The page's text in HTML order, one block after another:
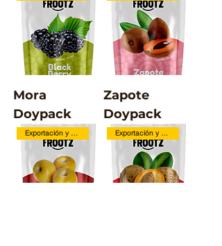
Mora
Doypack
Zapote
Doypack
Exportación y Local Exportación y Local